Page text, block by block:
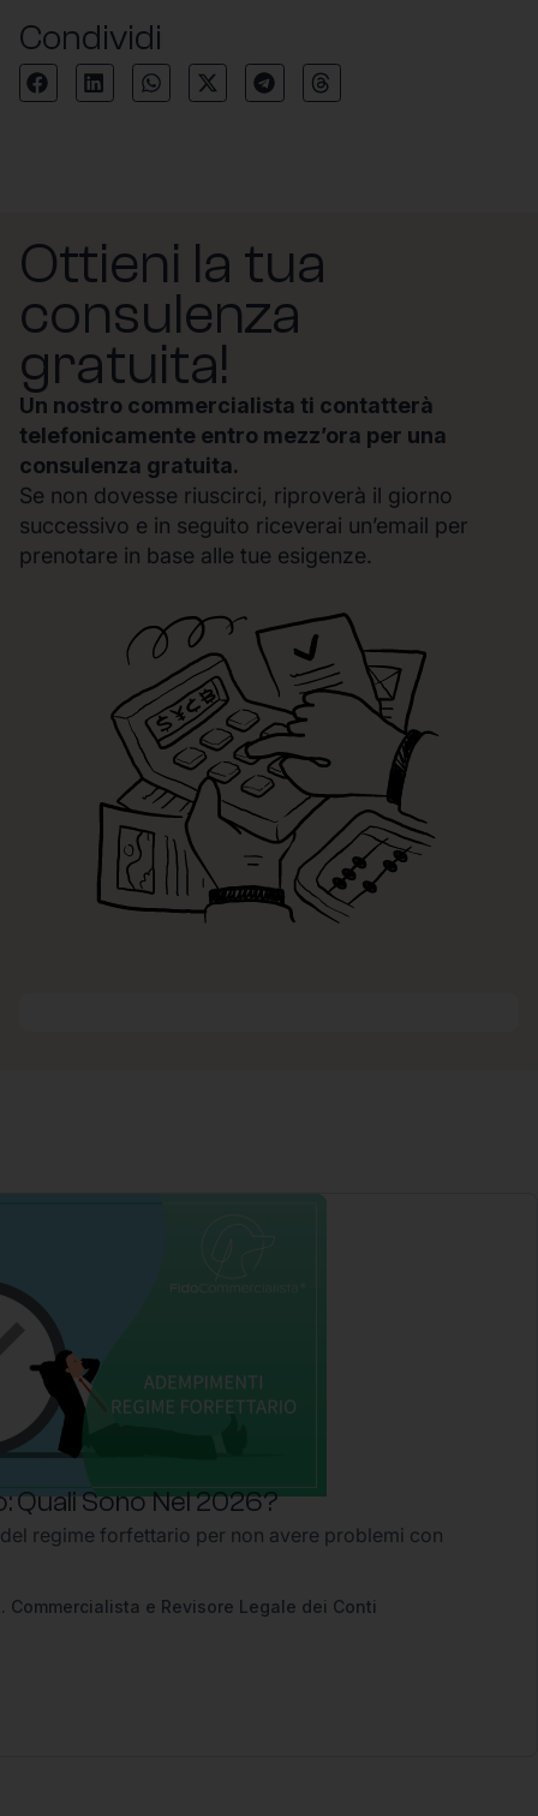
Condividi
Ottieni la tua
consulenza
gratuita!
Un nostro commercialista ti contatterà
telefonicamente entro mezz’ora per una
consulenza gratuita.
Se non dovesse riuscirci, riproverà il giorno
successivo e in seguito riceverai un’email per
prenotare in base alle tue esigenze.
Sono Nel 2026?
regime forfettario per non avere problemi con
Commercialista e Revisore Legale dei Conti